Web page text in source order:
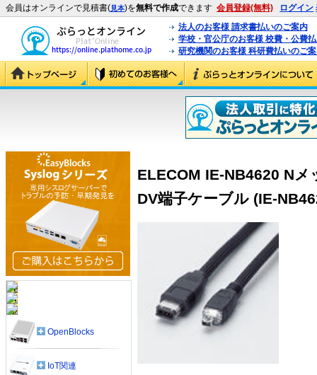
会員はオンラインで見積書(見本)を無料で作成できます 会員登録(無料) ログイン
法人のお客様 請求書払いのご案内
学校・官公庁のお客様 校費・公費
研究機関のお客様 科研費払いのご
ELECOM IE-NB4620 N
DV端子ケーブル (IE-
OpenBlocks
IoT関連